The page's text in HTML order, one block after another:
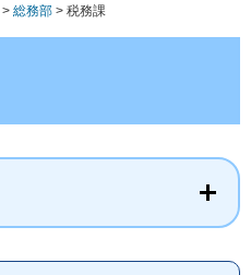
> 総務部 > 税務課